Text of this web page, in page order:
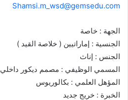
Shamsi.m_wsd@gemsedu.com
الجهة : خاصة
الجنسية : إماراتيين ( خلاصة القيد )
الجنس : إناث
المسمي الوظيفي : مصمم ديكور داخلي
المؤهل العلمي : بكالوريوس
الخبرة : خريج جديد